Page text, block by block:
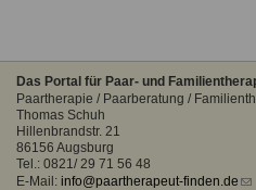
Das Portal für Paar- und
Paartherapie / Paarberatung /
Thomas Schuh
Hillenbrandstr. 21
86156 Augsburg
Tel.: 0821/ 29 71 56 48
E-Mail: info@paartherapeut-finden.de (link